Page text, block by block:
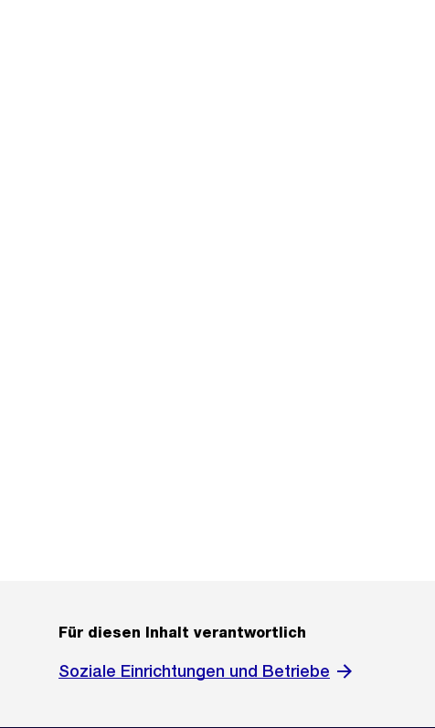
Für diesen Inhalt verantwortlich
Soziale Einrichtungen und Betriebe